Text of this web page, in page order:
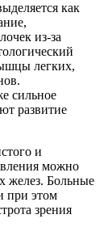
как
из-за
легких,
сильное
развитие
и
можно
желез. Больные
при этом
зрения